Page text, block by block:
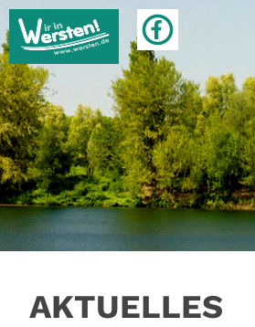
AKTUELLES